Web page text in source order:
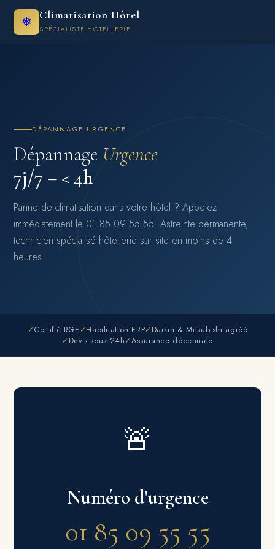
❄ Climatisation Hôtel
SPÉCIALISTE HÔTELLERIE
DÉPANNAGE URGENCE
Dépannage Urgence
7j/7 – < 4h
Panne de climatisation dans votre hôtel ? Appelez
immédiatement le 01 85 09 55 55. Astreinte permanente,
technicien spécialisé hôtellerie sur site en moins de 4
heures.
✓Certifié RGE ✓Habilitation ERP✓ Daikin & Mitsubishi agréé
✓ Devis sous 24h✓Assurance décennale
🚨
Numéro d'urgence
01 85 09 55 55